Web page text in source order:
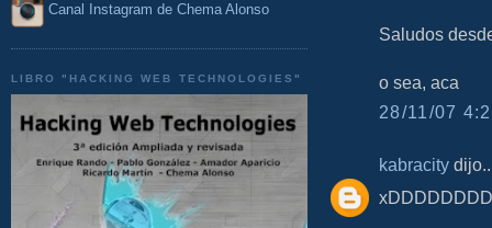
Canal Instagram de Chema Alonso
LIBRO "HACKING WEB TECHNOLOGIES"
Saludos
o sea, aca
28/11/07
kabracity